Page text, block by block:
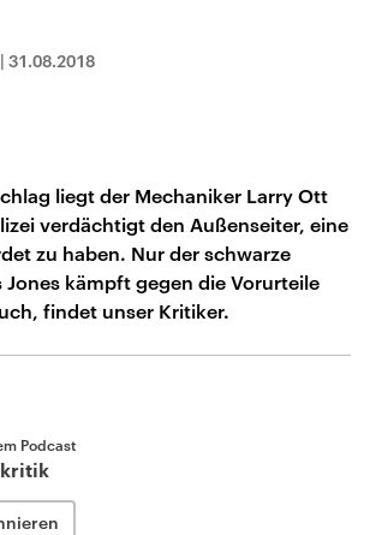
| 31.08.2018
liegt der Mechaniker Larry Ott
verdächtigt den Außenseiter, eine
zu haben. Nur der schwarze
Jones kämpft gegen die Vorurteile
findet unser Kritiker.
Podcast